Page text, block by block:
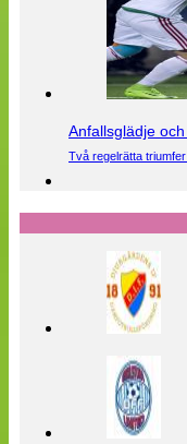
Anfallsglädje
Två regelrätta